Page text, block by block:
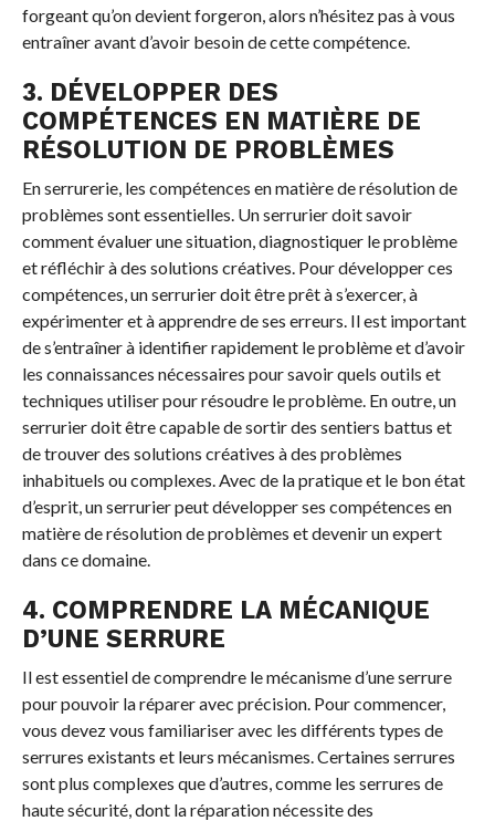
forgeant qu’on devient forgeron, alors n’hésitez pas à vous
entraîner avant d’avoir besoin de cette compétence.
3. DÉVELOPPER DES
COMPÉTENCES EN MATIÈRE DE
RÉSOLUTION DE PROBLÈMES
En serrurerie, les compétences en matière de résolution de
problèmes sont essentielles. Un serrurier doit savoir
comment évaluer une situation, diagnostiquer le problème
et réfléchir à des solutions créatives. Pour développer ces
compétences, un serrurier doit être prêt à s’exercer, à
expérimenter et à apprendre de ses erreurs. Il est important
de s’entraîner à identifier rapidement le problème et d’avoir
les connaissances nécessaires pour savoir quels outils et
techniques utiliser pour résoudre le problème. En outre, un
serrurier doit être capable de sortir des sentiers battus et
de trouver des solutions créatives à des problèmes
inhabituels ou complexes. Avec de la pratique et le bon état
d’esprit, un serrurier peut développer ses compétences en
matière de résolution de problèmes et devenir un expert
dans ce domaine.
4. COMPRENDRE LA MÉCANIQUE
D’UNE SERRURE
Il est essentiel de comprendre le mécanisme d’une serrure
pour pouvoir la réparer avec précision. Pour commencer,
vous devez vous familiariser avec les différents types de
serrures existants et leurs mécanismes. Certaines serrures
sont plus complexes que d’autres, comme les serrures de
haute sécurité, dont la réparation nécessite des